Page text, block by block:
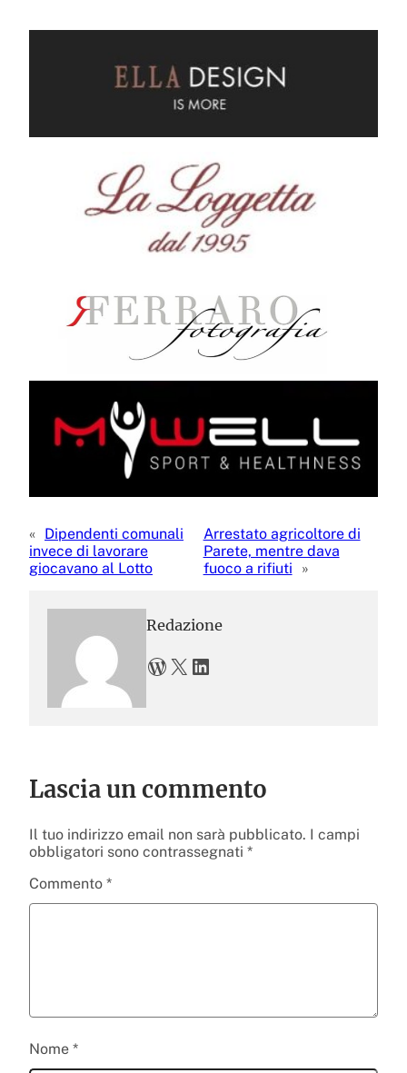
« Dipendenti comunali
invece di lavorare
giocavano al Lotto
Arrestato agricoltore di
Parete, mentre dava
fuoco a rifiuti
»
Redazione
WordPress X LinkedIn
Lascia un commento
Il tuo indirizzo email non sarà pubblicato. I campi
obbligatori sono contrassegnati *
Commento *
Nome *